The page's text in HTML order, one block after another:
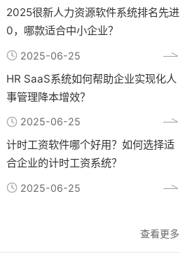
2025很新人力资源软件系统排名先进
0，哪款适合中小企业？
2025-06-25
HR SaaS系统如何帮助企业实现化人
事管理降本增效？
2025-06-25
计时工资软件哪个好用？如何选择适
合企业的计时工资系统？
2025-06-25
查看更多